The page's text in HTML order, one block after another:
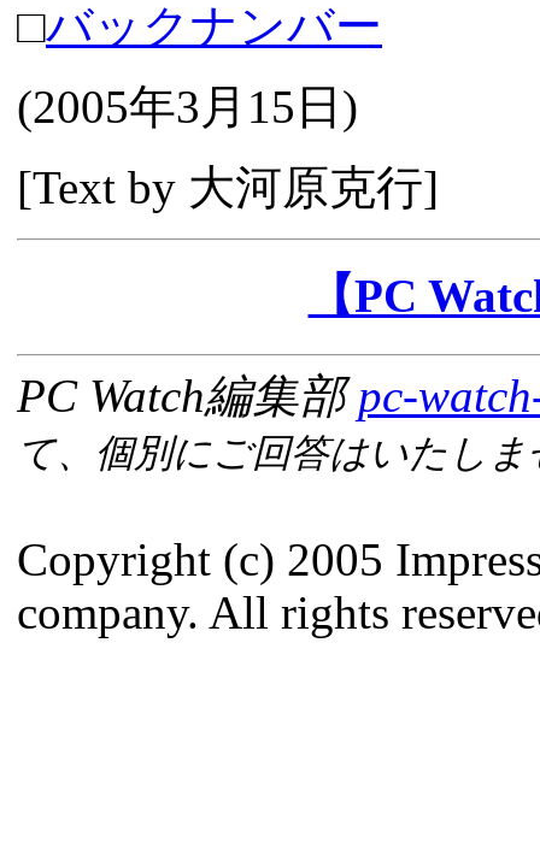
□バックナンバー
(2005年3月15日 )
[Text by 大河原克行]
【PC
PC Watch編集部pc-
て、個別にご回答はいたしま
Copyright (c) 2005
company. All rights